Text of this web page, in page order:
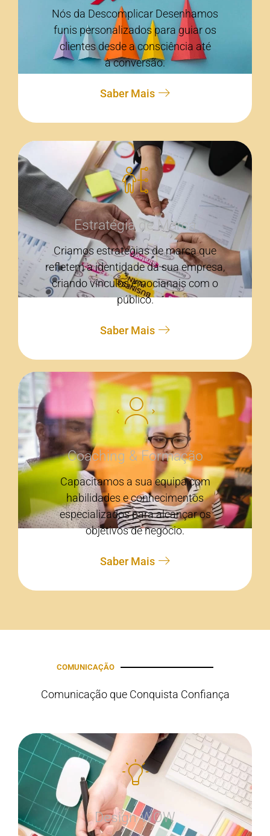
Nós da Descomplicar Desenhamos
funis personalizados para guiar os
clientes desde a consciência até
à conversão.
Saber Mais
Estratégia de Marca
Criamos estratégias de marca que
refletem a identidade da sua empresa,
criando vínculos emocianais com o
público.
Saber Mais
Coaching & Formação
Capacitamos a sua equipa com
habilidades e conhecimentos
especializados para alcançar os
objetivos de negócio.
Saber Mais
COMUNICAÇÃO
Comunicação que Conquista Confiança
Design WOW